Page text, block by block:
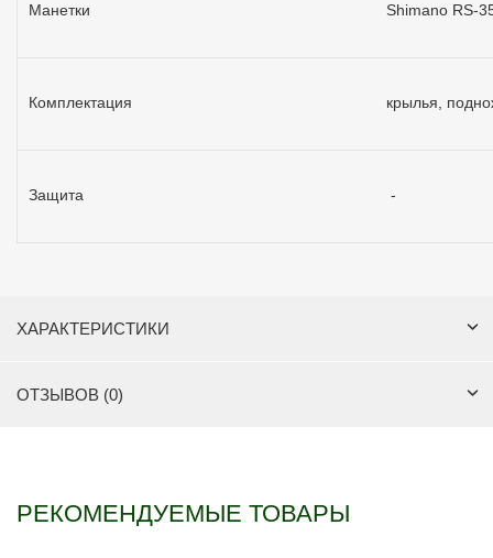
Манетки Shimano RS-
Комплектация крылья,
Защита -
ХАРАКТЕРИСТИКИ
ОТЗЫВОВ (0)
РЕКОМЕНДУЕМЫЕ ТОВАРЫ